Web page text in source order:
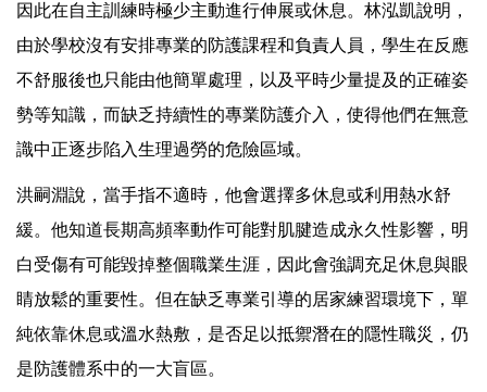
因此在自主訓練時極少主動進行伸展或休息。林泓凱說明，
由於學校沒有安排專業的防護課程和負責人員，學生在反應
不舒服後也只能由他簡單處理，以及平時少量提及的正確姿
勢等知識，而缺乏持續性的專業防護介入，使得他們在無意
識中正逐步陷入生理過勞的危險區域。
洪嗣淵說，當手指不適時，他會選擇多休息或利用熱水舒
緩。他知道長期高頻率動作可能對肌腱造成永久性影響，明
白受傷有可能毀掉整個職業生涯，因此會強調充足休息與眼
睛放鬆的重要性。但在缺乏專業引導的居家練習環境下，單
純依靠休息或溫水熱敷，是否足以抵禦潛在的隱性職災，仍
是防護體系中的一大盲區。